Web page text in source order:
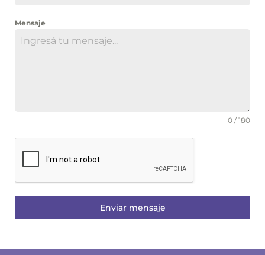
Mensaje
0 / 180
Enviar mensaje